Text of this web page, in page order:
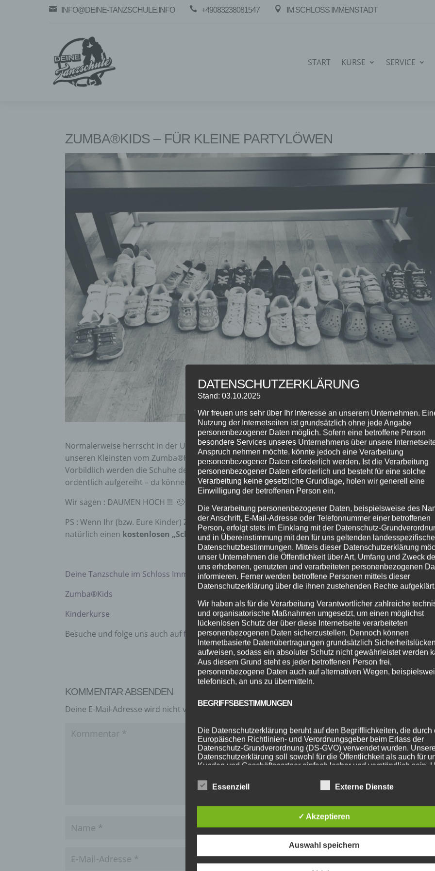
 INFO@DEINE-TANZSCHULE.INFO  +49083238081547  IM SCHLOSS IMMENSTADT
START KURSE SERVICE
ZUMBA®KIDS – FÜR KLEINE PARTYLÖWEN
Normalerweise herrscht in der Umkleide der Tanzschule mittleres bis großes Klamotenchaos – nicht
unseren Kleinsten vom Zumba®Kids Kurs…
Vorbildlich werden die Schuhe der 4 bis 7jährigen vor jeder Stunde von den Kids selbst
ordentlich aufgereiht – da können sich viele mal eine Scheibe davon abschneiden.
Wir sagen : DAUMEN HOCH !!! 🙂
PS : Wenn Ihr (bzw. Eure Kinder) Zumba®Kids mal ausprobieren möchtet bieten wir Euch für Eure
natürlich einen kostenlosen „Schnuppermonat“zum Ausprobieren an.
Deine Tanzschule im Schloss Immenstadt
Zumba®Kids
Kinderkurse
Besuche und folge uns auch auffacebookoder unseremYouTubeKanal
KOMMENTAR ABSENDEN
Deine E-Mail-Adresse wird nicht veröffentlicht.Erforderliche Felder sind mit
DATENSCHUTZERKLÄRUNG
Stand: 03.10.2025
Wir freuen uns sehr über Ihr Interesse an unserem Unternehmen.
Nutzung der Internetseiten ist grundsätzlich ohne jede Angabe
personenbezogener Daten möglich. Sofern eine betroffene Person
besondere Services unseres Unternehmens über unsere
Anspruch nehmen möchte, könnte jedoch eine Verarbeitung
personenbezogener Daten erforderlich werden. Ist die Verarbeitung
personenbezogener Daten erforderlich und besteht für eine solche
Verarbeitung keine gesetzliche Grundlage, holen wir generell eine
Einwilligung der betroffenen Person ein.
Die Verarbeitung personenbezogener Daten, beispielsweise des
der Anschrift, E-Mail-Adresse oder Telefonnummer einer betroffenen
Person, erfolgt stets im Einklang mit der Datenschutz-
und in Übereinstimmung mit den für uns geltenden
Datenschutzbestimmungen. Mittels dieser Datenschutzerklärung
unser Unternehmen die Öffentlichkeit über Art, Umfang und Zweck
uns erhobenen, genutzten und verarbeiteten personenbezogenen
informieren. Ferner werden betroffene Personen mittels dieser
Datenschutzerklärung über die ihnen zustehenden Rechte aufgeklärt.
Wir haben als für die Verarbeitung Verantwortlicher zahlreiche
und organisatorische Maßnahmen umgesetzt, um einen möglichst
lückenlosen Schutz der über diese Internetseite verarbeiteten
personenbezogenen Daten sicherzustellen. Dennoch können
Internetbasierte Datenübertragungen grundsätzlich Sicherheitslücken
aufweisen, sodass ein absoluter Schutz nicht gewährleistet werden
Aus diesem Grund steht es jeder betroffenen Person frei,
personenbezogene Daten auch auf alternativen Wegen,
telefonisch, an uns zu übermitteln.
BEGRIFFSBESTIMMUNGEN
Die Datenschutzerklärung beruht auf den Begrifflichkeiten, die durch
Europäischen Richtlinien- und Verordnungsgeber beim Erlass der
Datenschutz-Grundverordnung (DS-GVO) verwendet wurden.
Datenschutzerklärung soll sowohl für die Öffentlichkeit als auch für
Kunden und Geschäftspartner einfach lesbar und verständlich sein.
Begrifflichkeiten erläutern.
A) PERSONENBEZOGENE DATEN
Essenziell Externe Dienste
✓ Akzeptieren
Auswahl speichern